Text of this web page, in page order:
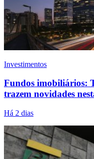
Investimentos
Fundos imobiliários:
trazem novidades
Há 2 dias